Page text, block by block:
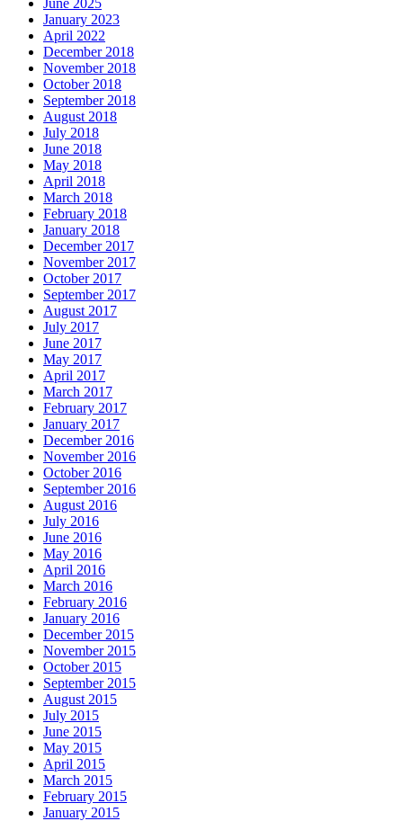
January 2023
April 2022
December 2018
November 2018
October 2018
September 2018
August 2018
July 2018
June 2018
May 2018
April 2018
March 2018
February 2018
January 2018
December 2017
November 2017
October 2017
September 2017
August 2017
July 2017
June 2017
May 2017
April 2017
March 2017
February 2017
January 2017
December 2016
November 2016
October 2016
September 2016
August 2016
July 2016
June 2016
May 2016
April 2016
March 2016
February 2016
January 2016
December 2015
November 2015
October 2015
September 2015
August 2015
July 2015
June 2015
May 2015
April 2015
March 2015
February 2015
January 2015